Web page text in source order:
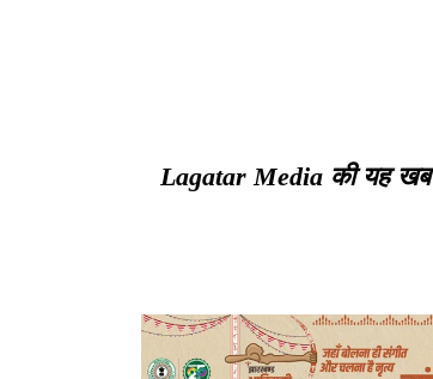
Lagatar Media की यह